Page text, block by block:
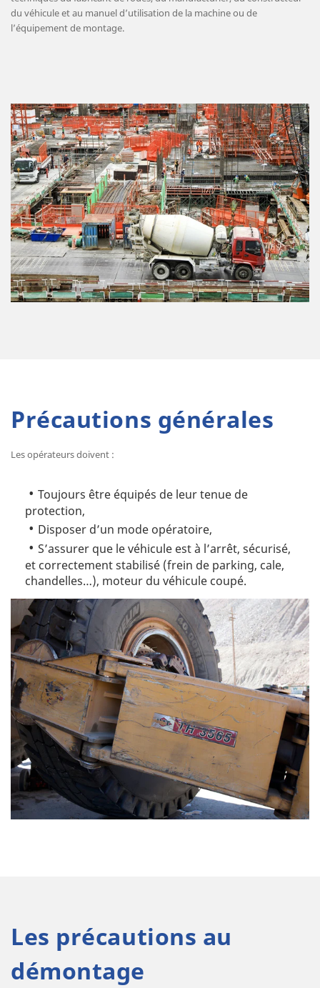
du véhicule et au manuel d’utilisation de la machine ou de
l’équipement de montage.
Précautions générales
Les opérateurs doivent :
Toujours être équipés de leur tenue de
protection,
Disposer d’un mode opératoire,
S’assurer que le véhicule est à l’arrêt, sécurisé,
et correctement stabilisé (frein de parking, cale,
chandelles…), moteur du véhicule coupé.
Les précautions au
démontage